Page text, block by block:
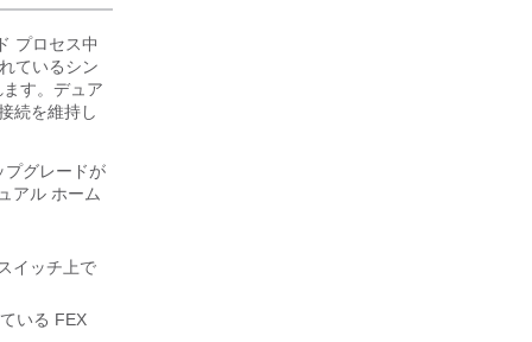
プロセス中
ているシン
す。デュア
続を維持し
プグレードが
アル ホーム
イッチ上で
いる FEX